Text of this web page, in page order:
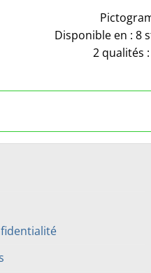
Disponible en : 8
2 qualités